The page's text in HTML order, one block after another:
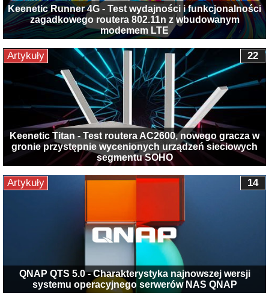
Keenetic Runner 4G - Test wydajności i funkcjonalności
zagadkowego routera 802.11n z wbudowanym
modemem LTE
Keenetic Titan - Test routera AC2600, nowego gracza w
gronie przystępnie wycenionych urządzeń sieciowych
segmentu SOHO
22
Artykuły
QNAP QTS 5.0 - Charakterystyka najnowszej wersji
systemu operacyjnego serwerów NAS QNAP
14
Artykuły